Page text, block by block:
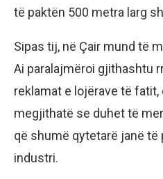
të paktën 500 metra larg
Sipas tij, në Çair mund të
Ai paralajmëroi gjithashtu
reklamat e lojërave të
megjithatë se duhet të
që shumë qytetarë janë të
industri.